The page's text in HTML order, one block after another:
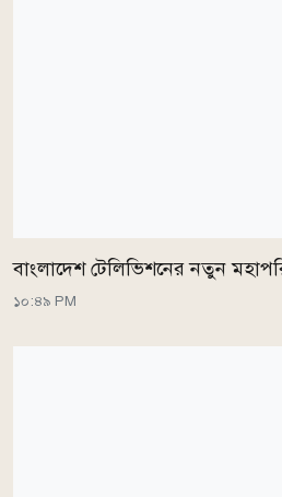
বাংলাদেশ টেলিভিশনের নতুন
১০:৪৯ PM